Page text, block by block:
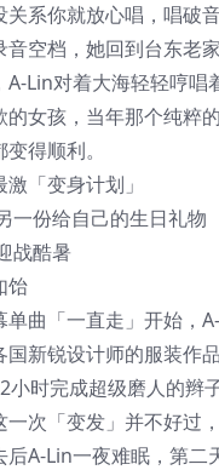
关系你就放心唱，唱破
音空档，她回到台东老
A-Lin对着大海轻轻哼
的女孩，当年那个纯粹
得顺利。
「变身计划」
一份给自己的生日礼物
战酷暑
饴
单曲「一直走」开始，
国新锐设计师的服装作
小时完成超级磨人的辫
一次「变发」并不好过
后A-Lin一夜难眠，第